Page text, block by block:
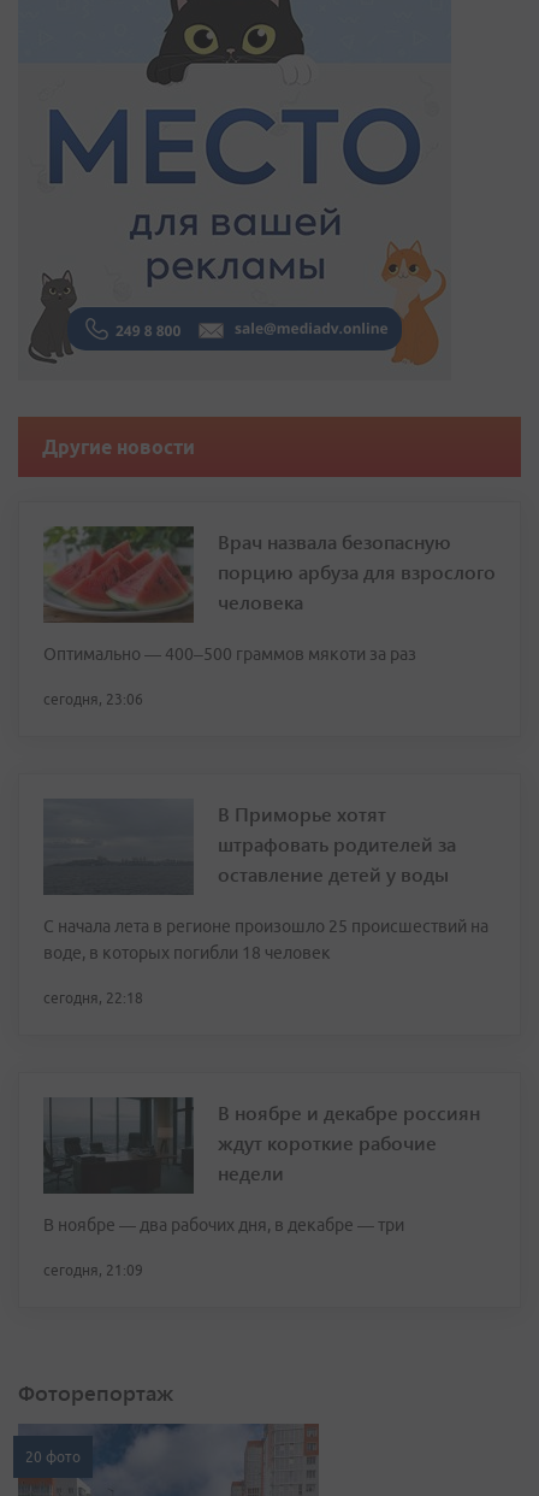
Другие новости
Врач назвала безопасную
порцию арбуза для взрослого
человека
Оптимально — 400–500 граммов мякоти за раз
сегодня, 23:06
В Приморье хотят
штрафовать родителей за
оставление детей у воды
С начала лета в регионе произошло 25 происшествий на
воде, в которых погибли 18 человек
сегодня, 22:18
В ноябре и декабре россиян
ждут короткие рабочие
недели
В ноябре — два рабочих дня, в декабре — три
сегодня, 21:09
Фоторепортаж
20 фото